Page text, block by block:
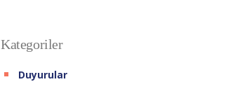
Kategoriler
Duyurular